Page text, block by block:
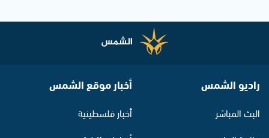
راديو الشمس
البث المباشر
أخبار موقع الشمس
أخبار فلسطينية